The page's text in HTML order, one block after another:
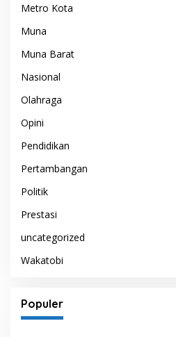
Metro Kota
Muna
Muna Barat
Nasional
Olahraga
Opini
Pendidikan
Pertambangan
Politik
Prestasi
uncategorized
Wakatobi
Populer